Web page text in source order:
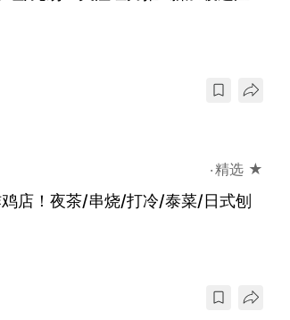
精选 ★
店！夜茶/串烧/打冷/泰菜/日式刨